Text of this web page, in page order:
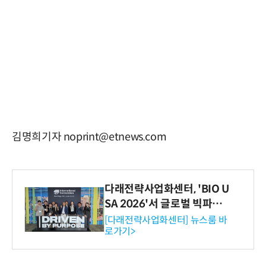
김명희기자 noprint@etnews.com
다래전략사업화센터, 'BIO U
SA 2026'서 글로벌 빅파마
와의 비즈니스 미팅 지원…K
-바이오 해외 진출 교두보 확
보
[다래전략사업화센터] 뉴스룸 바
로가기>